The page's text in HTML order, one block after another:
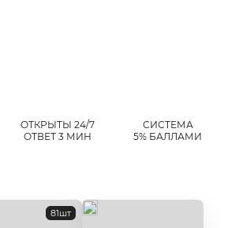
ОТКРЫТЫ 24/7
ОТВЕТ 3 МИН
СИСТЕМА
5% БАЛЛАМИ
81шт